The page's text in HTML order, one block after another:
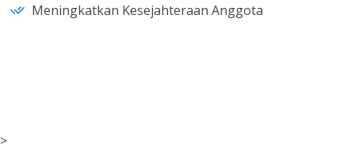
Meningkatkan Kesejahteraan Anggota
>